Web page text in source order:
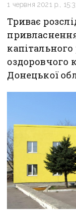
1 червня 2021 р.,
Триває
оздоровчого
Донецької